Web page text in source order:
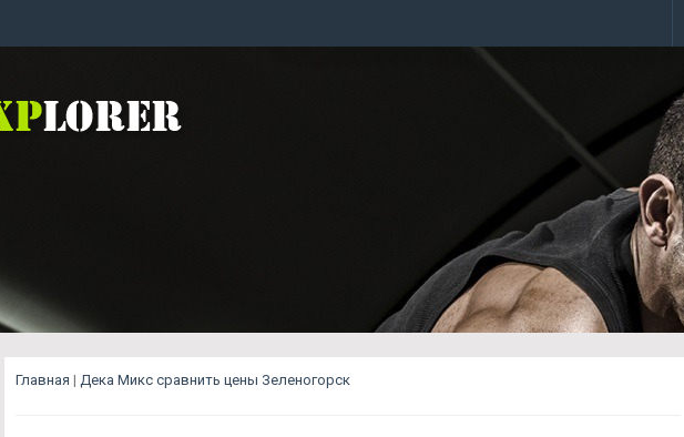
Главная | Дека Микс сравнить цены Зеленогорск